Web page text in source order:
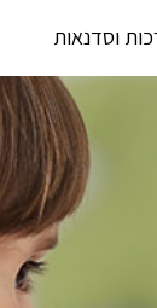
וסדנאות